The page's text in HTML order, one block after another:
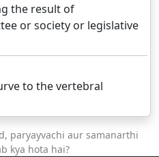
the result of
or society or legislative
to the vertebral
paryayvachi aur samanarthi
kya hota hai?